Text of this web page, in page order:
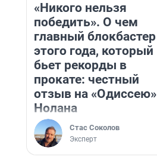
«Никого нельзя
победить». О чем
главный блокбастер
этого года, который
бьет рекорды в
прокате: честный
отзыв на «Одиссею»
Нолана
Стас Соколов
Эксперт